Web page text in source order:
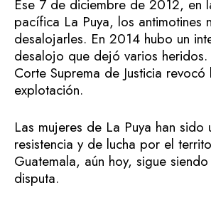
Ese 7 de diciembre de 2012, en
pacífica La Puya, los antimotines
desalojarles. En 2014 hubo un
desalojo que dejó varios
Corte Suprema de Justicia
explotación.
Las mujeres de La Puya han
resistencia y de lucha por el
Guatemala, aún hoy, sigue
disputa.